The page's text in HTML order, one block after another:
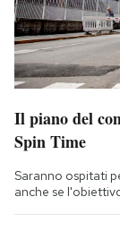
Il piano del
Spin Time
Saranno ospitati
anche se